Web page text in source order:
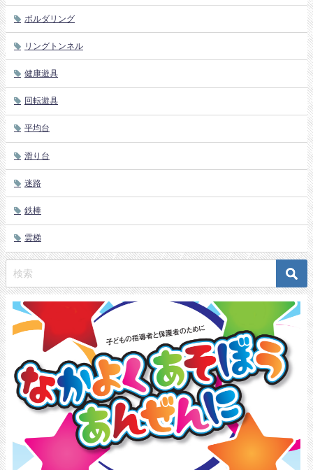
ボルダリング
リングトンネル
健康遊具
回転遊具
平均台
滑り台
迷路
鉄棒
雲梯